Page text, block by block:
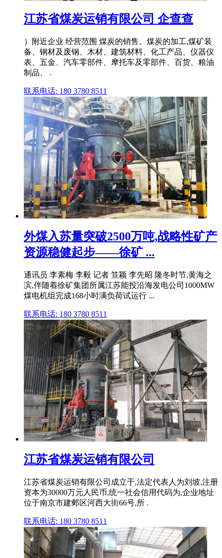
江苏省煤炭运销有限公司 企查查
）附近企业 经营范围 煤炭的销售。煤炭的加工,煤矿装
备、钢材及废钢、木材、建筑材料、化工产品、仪器仪
表、五金、汽车零部件、摩托车及零部件、百货、粮油
制品、 .
联系电话: 180 3780 8511
外煤入苏量突破2500万吨,战略性矿产
资源稳健起步——徐矿 ...
通讯员 李素梅 李毅 记者 笪颖 李先昭 隆冬时节,黄海之
滨,伴随着徐矿集团所属江苏能投沿海发电公司1000MW
煤电机组完成168小时满负荷试运行 ...
联系电话: 180 3780 8511
江苏省煤炭运销有限公司
江苏省煤炭运销有限公司成立于,法定代表人为刘坡,注册
资本为30000万元人民币,统一社会信用代码为,企业地址
位于南京市建邺区河西大街66号,所 .
联系电话: 180 3780 8511